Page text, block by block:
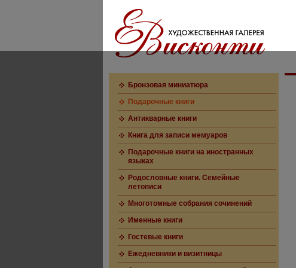
Бронзовая миниатюра
Подарочные книги
Антикварные книги
Книга для записи мемуаров
Подарочные книги на иностранных
языках
Родословные книги. Семейные
летописи
Многотомные собрания сочинений
Именные книги
Гостевые книги
Ежедневники и визитницы